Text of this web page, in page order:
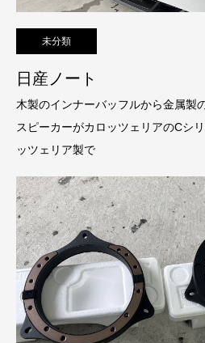
未分類
日産ノート
木製のインナーバッフルから金属製
スピーカーがカロッツェリアのCシ
ッツェリア製で